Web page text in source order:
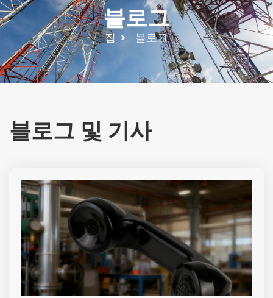
블로그
집 블로그
블로그 및 기사